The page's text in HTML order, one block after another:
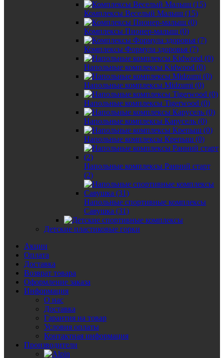
Комплексы Веселый Малыш (15)
Комплексы Пионер-малыш (0)
Комплексы Формула здоровья (7)
Напольные комплексы Kidwood (0)
Напольные комплексы Midzumi (0)
Напольные комплексы Tigerwood (0)
Напольные комплексы Карусель (0)
Напольные комплексы Крепыш (0)
Напольные комплексы Ранний старт
(2)
Напольные спортивные комплексы
Савушка (31)
Детские пластиковые горки
Акции
Оплата
Доставка
Возврат товара
Оформление заказа
Информация
О нас
Доставка
Гарантия на товар
Условия оплаты
Контактная информация
Производители